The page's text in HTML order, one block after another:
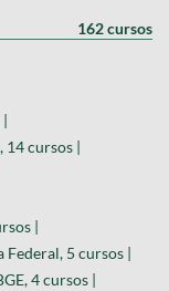
162 cursos
14 cursos |
|
5 cursos |
4 cursos |